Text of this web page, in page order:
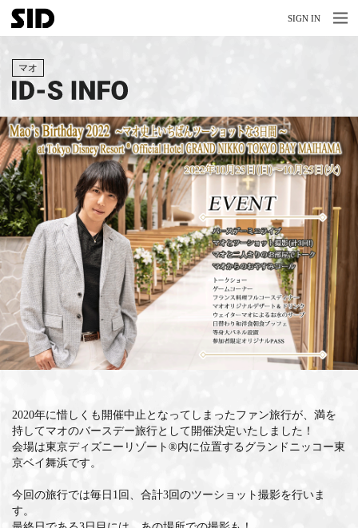
SIGN IN
NEWS
MOVIES
STORE
MEDIA
PROFILE
BIOGRAPHY
ARCHIVES
ID-S INFO
日本語
マオ
2020年に惜しくも開催中止となってしまったファン旅行が、満を
持してマオのバースデー旅行として開催決定いたしました！
会場は東京ディズニーリゾート®内に位置するグランドニッコー東
京ベイ舞浜です。
今回の旅行では毎日1回、合計3回のツーショット撮影を行いま
す。